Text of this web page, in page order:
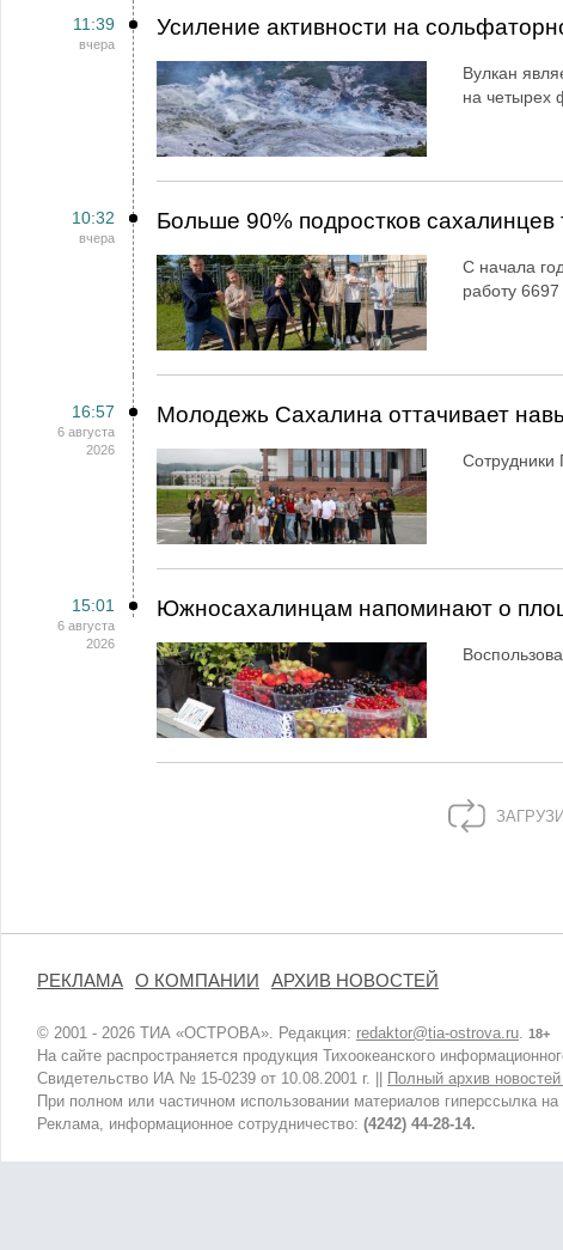
11:39
вчера
Усиление активности на
Вулкан
на четырех
10:32
вчера
Больше 90% подростков сахалинцев
С начала
работу
16:57
6 августа
2026
Молодежь Сахалина оттачивает
15:01
6 августа
2026
Южносахалинцам напоминают о
РЕКЛАМА О КОМПАНИИ АРХИВ НОВОСТЕЙ
© 2001 - 2026 ТИА «ОСТРОВА». Редакция: redaktor@tia-ostrova.ru 18+
На сайте распространяется продукция Тихоокеанского
Свидетельство ИА № 15-0239 от 10.08.2001 г. ||
Полный архив
При полном или частичном использовании материалов гиперссылка
Реклама, информационное сотрудничество: (4242) 44-28-14.